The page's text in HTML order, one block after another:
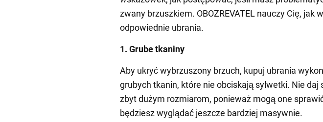
zwany brzuszkiem. OBOZREVATEL nauczy Cię, jak
odpowiednie ubrania.
1. Grube tkaniny
Aby ukryć wybrzuszony brzuch, kupuj ubrania
grubych tkanin, które nie obciskają sylwetki. Nie daj
zbyt dużym rozmiarom, ponieważ mogą one
będziesz wyglądać jeszcze bardziej masywnie.